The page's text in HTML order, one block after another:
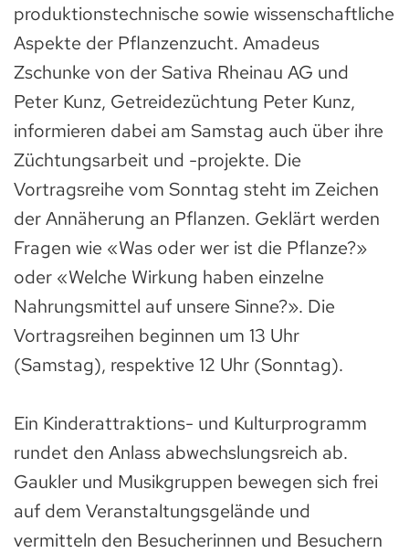
produktionstechnische sowie wissenschaftliche
Aspekte der Pflanzenzucht. Amadeus
Zschunke von der Sativa Rheinau AG und
Peter Kunz, Getreidezüchtung Peter Kunz,
informieren dabei am Samstag auch über ihre
Züchtungsarbeit und -projekte. Die
Vortragsreihe vom Sonntag steht im Zeichen
der Annäherung an Pflanzen. Geklärt werden
Fragen wie «Was oder wer ist die Pflanze?»
oder «Welche Wirkung haben einzelne
Nahrungsmittel auf unsere Sinne?». Die
Vortragsreihen beginnen um 13 Uhr
(Samstag), respektive 12 Uhr (Sonntag).
Ein Kinderattraktions- und Kulturprogramm
rundet den Anlass abwechslungsreich ab.
Gaukler und Musikgruppen bewegen sich frei
auf dem Veranstaltungsgelände und
vermitteln den Besucherinnen und Besuchern